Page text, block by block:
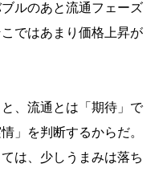
ルのあと流通フェーズ
ではあまり価格上昇が
、流通とは「期待」で
」を判断するからだ。
は、少しうまみは落ち